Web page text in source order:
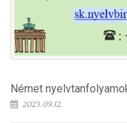
Német
2023.09.12.